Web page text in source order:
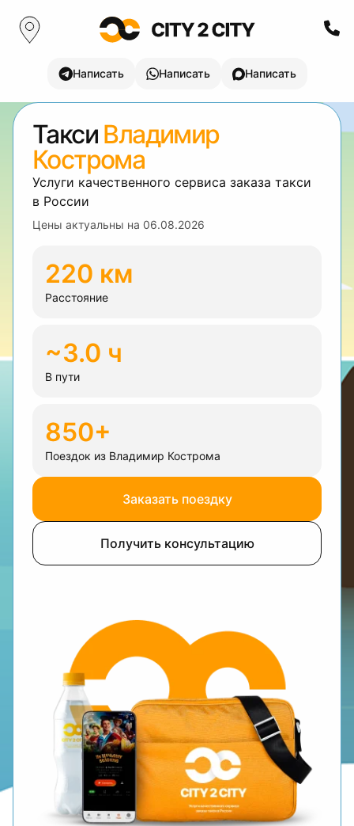
Написать Написать Написать
Такси Владимир
Кострома
Услуги качественного сервиса заказа такси
в России
Цены актуальны на 06.08.2026
220 км
Расстояние
~3.0 ч
В пути
850+
Поездок из Владимир Кострома
Заказать поездку
Получить консультацию